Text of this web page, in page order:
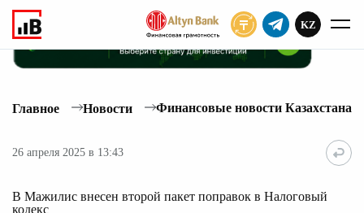
KZ
Главное Новости Финансовые новости Казахстана
26 апреля 2025 в 13:43
В Мажилис внесен второй пакет поправок в Налоговый
кодекс